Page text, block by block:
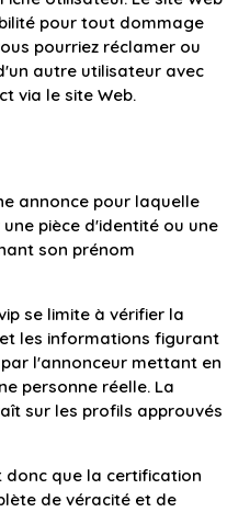
pour tout dommage
pourriez réclamer ou
autre utilisateur avec
via le site Web.
annonce pour laquelle
pièce d'identité ou une
son prénom
se limite à vérifier la
les informations figurant
l'annonceur mettant en
personne réelle. La
sur les profils approuvés
donc que la certification
de véracité et de